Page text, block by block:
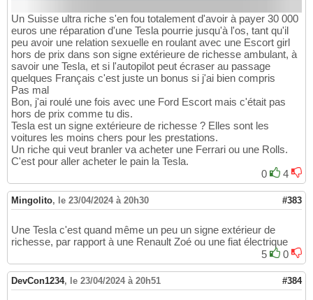
Un Suisse ultra riche s'en fou totalement d'avoir à payer 30 000
euros une réparation d'une Tesla pourrie jusqu'à l'os, tant qu'il
peu avoir une relation sexuelle en roulant avec une Escort girl
hors de prix dans son signe extérieure de richesse ambulant, à
savoir une Tesla, et si l'autopilot peut écraser au passage
quelques Français c'est juste un bonus si j'ai bien compris
Pas mal
Bon, j'ai roulé une fois avec une Ford Escort mais c'était pas
hors de prix comme tu dis.
Tesla est un signe extérieure de richesse ? Elles sont les
voitures les moins chers pour les prestations.
Un riche qui veut branler va acheter une Ferrari ou une Rolls.
C'est pour aller acheter le pain la Tesla.
0
4
Mingolito, le 23/04/2024 à 20h30 #383
Une Tesla c'est quand même un peu un signe extérieur de
richesse, par rapport à une Renault Zoé ou une fiat électrique
5
0
DevCon1234, le 23/04/2024 à 20h51 #384